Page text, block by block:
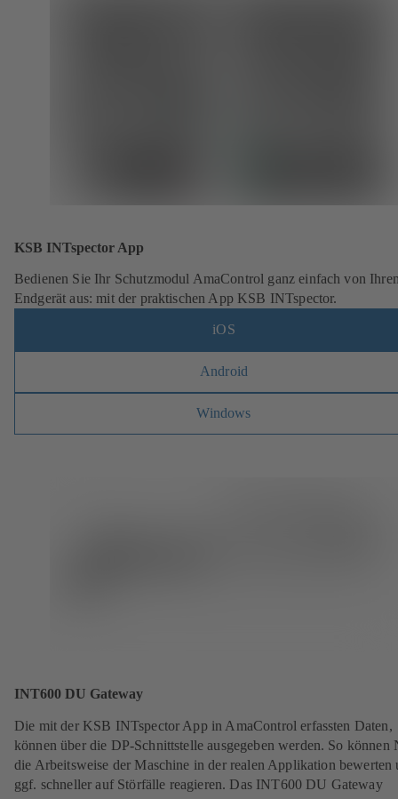
KSB INTspector App
Bedienen Sie Ihr Schutzmodul AmaControl ganz einfach von
Endgerät aus: mit der praktischen App KSB INTspector.
iOS
Android
Windows
INT600 DU Gateway
Die mit der KSB INTspector App in AmaControl erfassten Daten,
können über die DP-Schnittstelle ausgegeben werden. So können
die Arbeitsweise der Maschine in der realen Applikation bewerten
ggf. schneller auf Störfälle reagieren. Das INT600 DU Gateway